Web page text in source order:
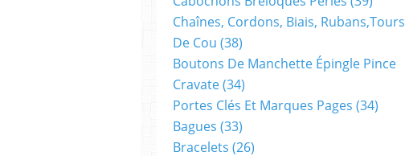
Chaînes, Cordons, Biais, Rubans,tours
De Cou (38)
Boutons De Manchette Épingle Pince
Cravate(34)
Portes Clés Et Marques Pages (34)
Bagues (33)
Bracelets (26)